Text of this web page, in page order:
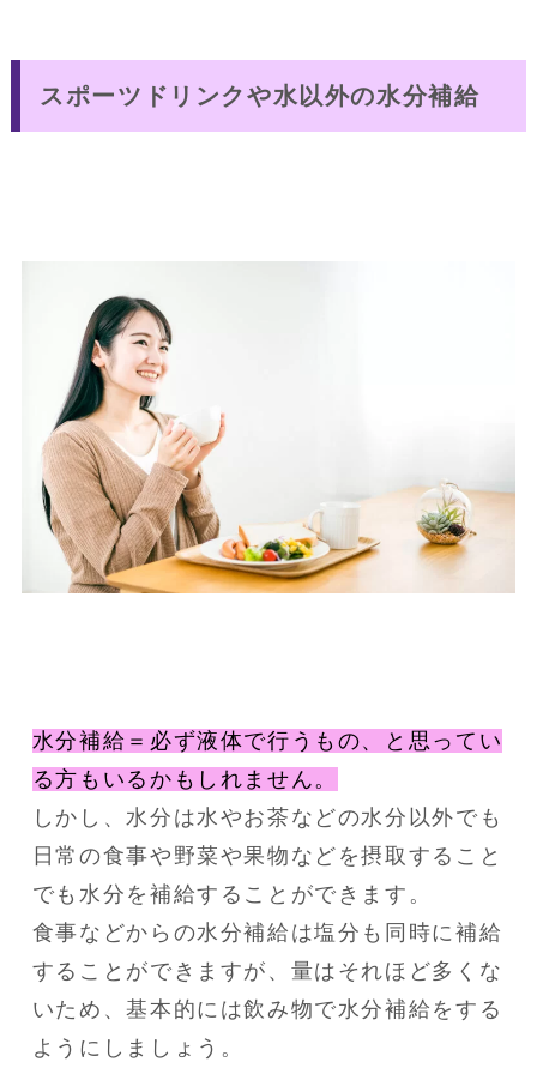
スポーツドリンクや水以外の水分補給
水分補給＝必ず液体で行うもの、と思ってい
る方もいるかもしれません。
しかし、水分は水やお茶などの水分以外でも
日常の食事や野菜や果物などを摂取すること
でも水分を補給することができます。
食事などからの水分補給は塩分も同時に補給
することができますが、量はそれほど多くな
いため、基本的には飲み物で水分補給をする
ようにしましょう。